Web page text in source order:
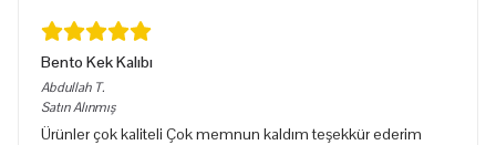
Bento Kek Kalıbı
Abdullah T.
Satın Alınmış
Ürünler çok kaliteli Çok memnun kaldım teşekkür ederim